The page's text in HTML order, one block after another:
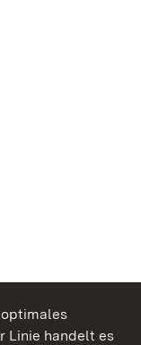
Linie handelt es